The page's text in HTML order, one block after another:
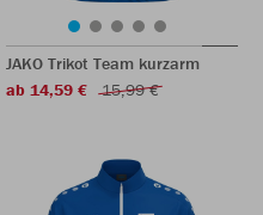
JAKO Trikot Team kurzarm
ab 14,59 €
15,99 €